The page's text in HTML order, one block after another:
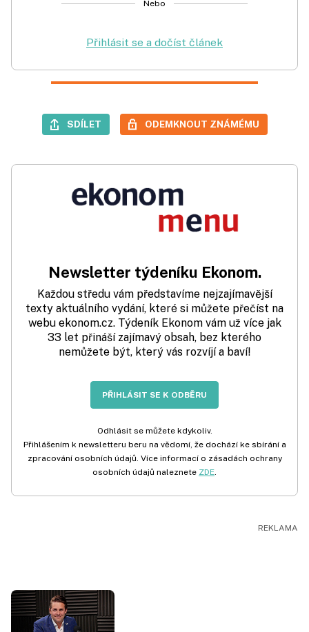
Nebo
Přihlásit se a dočíst článek
SDÍLET ODEMKNOUT ZNÁMÉMU
Newsletter týdeníku Ekonom.
Každou středu vám představíme nejzajímavější
texty aktuálního vydání, které si můžete přečíst na
webu ekonom.cz. Týdeník Ekonom vám už více jak
33 let přináší zajímavý obsah, bez kterého
nemůžete být, který vás rozvíjí a baví!
PŘIHLÁSIT SE K ODBĚRU
Odhlásit se můžete kdykoliv.
Přihlášením k newsletteru beru na vědomí, že dochází ke sbírání a
zpracování osobních údajů. Více informací o zásadách ochrany
osobních údajů naleznete ZDE.